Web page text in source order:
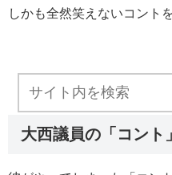
しかも全然笑えないコントを
大西議員の「コント